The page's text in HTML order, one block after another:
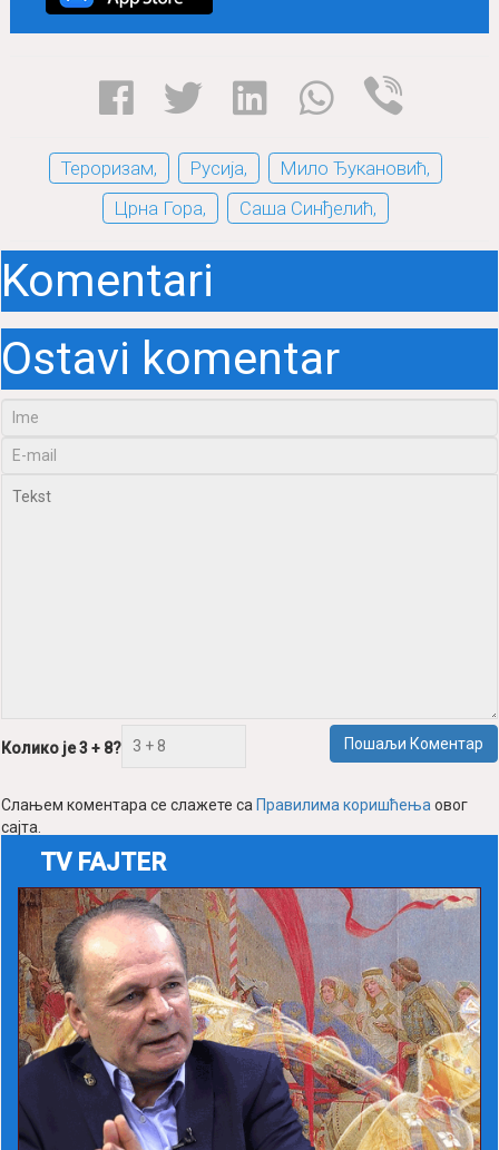
Тероризам, Русија,
Мило Ђукановић,
Црна Гора,
Саша Синђелић,
Komentari
Ostavi komentar
Колико је 3 + 8? Пошаљи Коментар
Слањем коментара се слажете са Правилима коришћења овог
сајта.
TV FAJTER